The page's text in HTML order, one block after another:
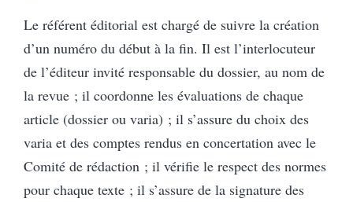
Le référent éditorial est chargé de suivre la création
d’un numéro du début à la fin. Il est l’interlocuteur
de l’éditeur invité responsable du dossier, au nom de
la revue ; il coordonne les évaluations de chaque
article (dossier ou varia) ; il s’assure du choix des
varia et des comptes rendus en concertation avec le
Comité de rédaction ; il vérifie le respect des normes
pour chaque texte ; il s’assure de la signature des